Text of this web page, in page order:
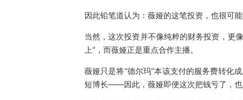
因此铅笔道认为：薇娅的这笔投资，也很可能
当然，这次投资并不像纯粹的财务投资，更
上”，而薇娅正是重点合作主播。
薇娅只是将“德尔玛”本该支付的服务费转化
短博长——因此，薇娅即便这次把钱亏了，也